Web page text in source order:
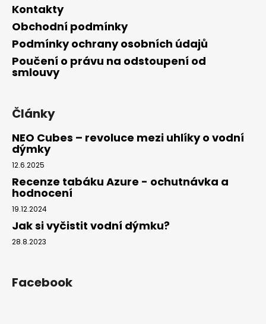
Kontakty
Obchodní podmínky
Podmínky ochrany osobních údajů
Poučení o právu na odstoupení od
smlouvy
Články
NEO Cubes – revoluce mezi uhlíky o vodní
dýmky
12.6.2025
Recenze tabáku Azure - ochutnávka a
hodnocení
19.12.2024
Jak si vyčistit vodní dýmku?
28.8.2023
Facebook